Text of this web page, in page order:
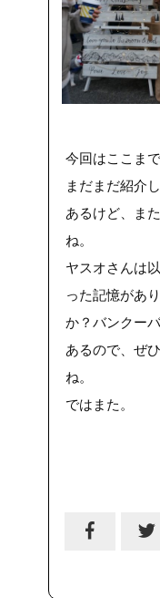
今回はここまで
まだまだ紹介
あるけど、ま
ね。
ヤスオさんは
った記憶があ
か？バンクー
あるので、ぜ
ね。
ではまた。